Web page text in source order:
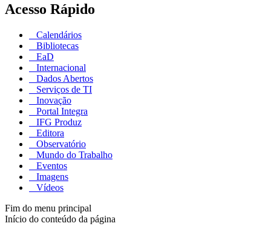
Acesso Rápido
Calendários
Bibliotecas
EaD
Internacional
Dados Abertos
Serviços de TI
Inovação
Portal Integra
IFG Produz
Editora
Observatório
Mundo do Trabalho
Eventos
Imagens
Vídeos
Fim do menu principal
Início do conteúdo da página